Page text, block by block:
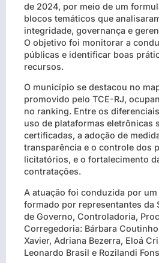
de 2024, por meio de um
blocos temáticos que
integridade, governança e
O objetivo foi monitorar a
públicas e identificar boas
recursos.
O município se destacou no
promovido pelo TCE-RJ,
no ranking. Entre os
uso de plataformas eletrônicas
certificadas, a adoção de
transparência e o controle dos
licitatórios, e o fortalecimento
contratações.
A atuação foi conduzida por
formado por representantes da
de Governo, Controladoria,
Corregedoria: Bárbara
Xavier, Adriana Bezerra, Eloá
Leonardo Brasil e Rozilandi